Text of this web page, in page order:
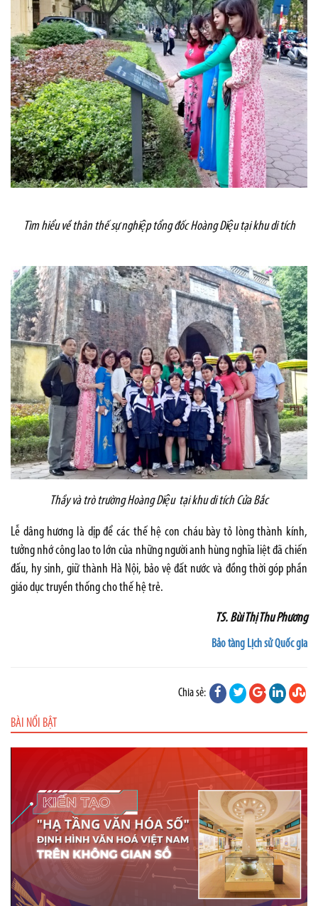
Tìm hiểu về thân thế sự nghiệp tổng đốc Hoàng Diệu tại khu di tích
Thầy và trò trường Hoàng Diệu tại khu di tích Cửa Bắc
Lễ dâng hương là dịp để các thế hệ con cháu bày tỏ lòng thành kính,
tưởng nhớ công lao to lớn của những người anh hùng nghĩa liệt đã chiến
đấu, hy sinh, giữ thành Hà Nội, bảo vệ đất nước và đồng thời góp phần
giáo dục truyền thống cho thế hệ trẻ.
TS. Bùi Thị Thu Phương
Bảo tàng Lịch sử Quốc gia
Chia sẻ:
BÀI NỔI BẬT